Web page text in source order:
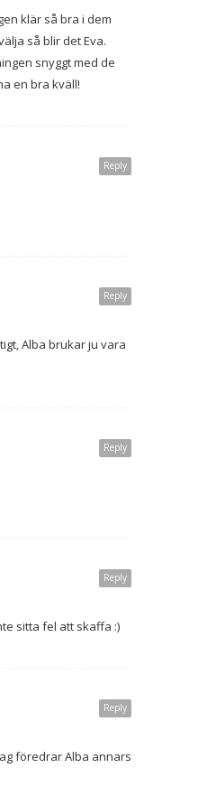
klär så bra i dem
så blir det Eva.
snyggt med de
en bra kväll!
Reply
Reply
Alba brukar ju vara
Reply
Reply
sitta fel att skaffa :)
Reply
föredrar Alba annars